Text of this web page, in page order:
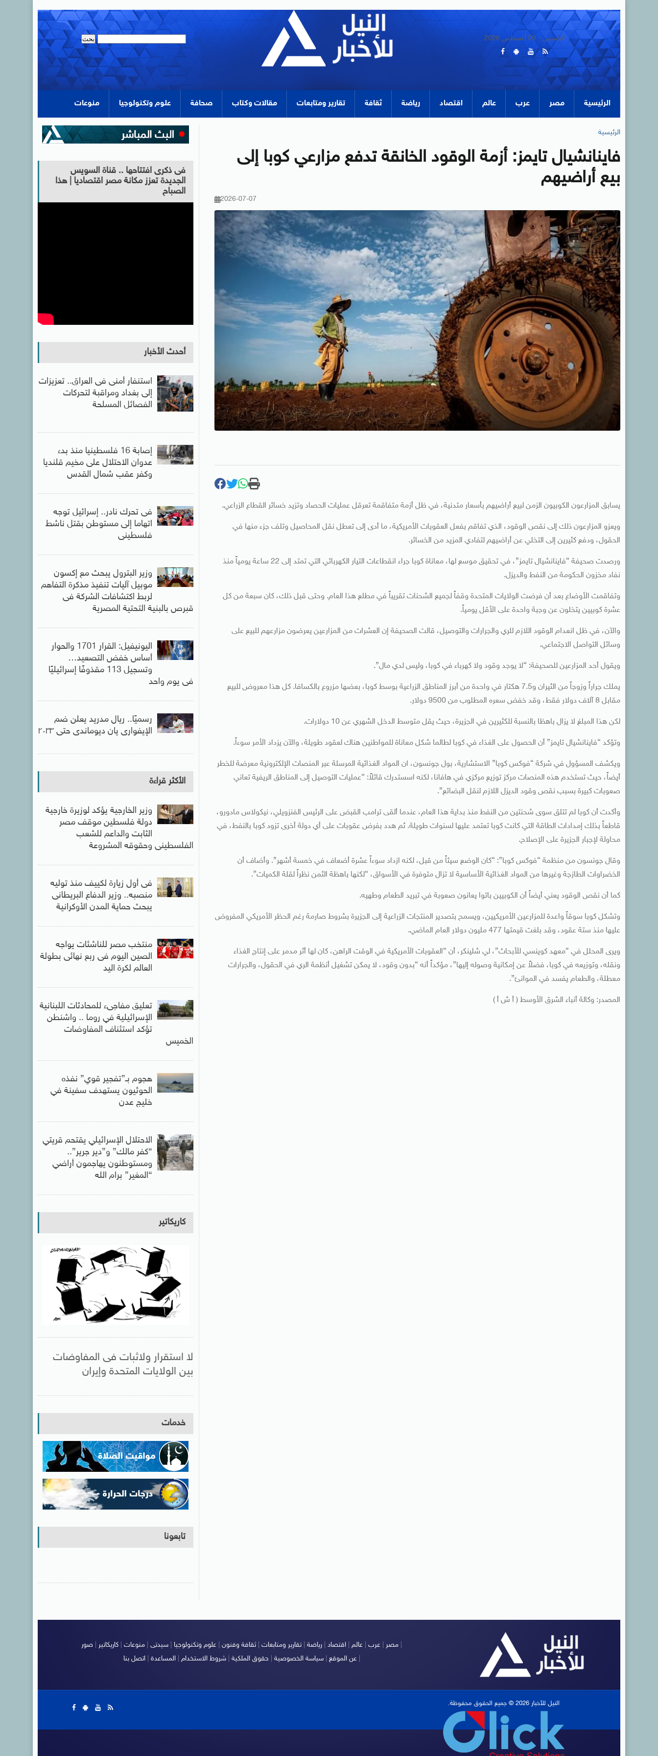
الخميس - 06 أغسطس 2026
الرئيسية مصر عرب عالم اقتصاد رياضة ثقافة تقارير ومتابعات مقالات وكتاب صحافة علوم وتكنولوجيا منوعات
الرئيسية
فاينانشيال تايمز: أزمة الوقود الخانقة تدفع مزارعي كوبا إلى
بيع أراضيهم
2026-07-07
يسابق المزارعون الكوبيون الزمن لبيع أراضيهم بأسعار متدنية، في ظل أزمة متفاقمة تعرقل عمليات الحصاد وتزيد خسائر القطاع الزراعي.
ويعزو المزارعون ذلك إلى نقص الوقود، الذي تفاقم بفعل العقوبات الأمريكية، ما أدى إلى تعطل نقل المحاصيل وتلف جزء منها في
الحقول، ودفع كثيرين إلى التخلي عن أراضيهم لتفادي المزيد من الخسائر.
ورصدت صحيفة “فاينانشيال تايمز”، في تحقيق موسع لها، معاناة كوبا جراء انقطاعات التيار الكهربائي التي تمتد إلى 22 ساعة يومياً منذ
نفاد مخزون الحكومة من النفط والديزل.
وتفاقمت الأوضاع بعد أن فرضت الولايات المتحدة وقفاً لجميع الشحنات تقريباً في مطلع هذا العام. وحتى قبل ذلك، كان سبعة من كل
عشرة كوبيين يتخلون عن وجبة واحدة على الأقل يومياً.
والآن، في ظل انعدام الوقود اللازم للري والجرارات والتوصيل، قالت الصحيفة إن العشرات من المزارعين يعرضون مزارعهم للبيع على
وسائل التواصل الاجتماعي.
ويقول أحد المزارعين للصحيفة: “لا يوجد وقود ولا كهرباء في كوبا، وليس لدي مال”.
يملك جراراً وزوجاً من الثيران و7.5 هكتار في واحدة من أبرز المناطق الزراعية بوسط كوبا، بعضها مزروع بالكسافا. كل هذا معروض للبيع
مقابل 8 آلاف دولار فقط، وقد خفض سعره المطلوب من 9500 دولار.
لكن هذا المبلغ لا يزال باهظا بالنسبة للكثيرين في الجزيرة، حيث يقل متوسط الدخل الشهري عن 10 دولارات.
وتؤكد “فاينانشيال تايمز” أن الحصول على الغذاء في كوبا لطالما شكل معاناة للمواطنين هناك لعقود طويلة، والآن يزداد الأمر سوءاً.
ويكشف المسؤول في شركة “فوكس كوبا” الاستشارية، بول جونسون، ان المواد الغذائية المرسلة عبر المنصات الإلكترونية معرضة للخطر
أيضاً، حيث تستخدم هذه المنصات مركز توزيع مركزي في هافانا، لكنه اسستدرك قائلاً: “عمليات التوصيل إلى المناطق الريفية تعاني
صعوبات كبيرة بسبب نقص وقود الديزل اللازم لنقل البضائع”.
وأكدت أن كوبا لم تتلق سوى شحنتين من النفط منذ بداية هذا العام، عندما ألقى ترامب القبض على الرئيس الفنزويلي، نيكولاس مادورو،
قاطعاً بذلك إمدادات الطاقة التي كانت كوبا تعتمد عليها لسنوات طويلة. ثم هدد بفرض عقوبات على أي دولة أخرى تزود كوبا بالنفط، في
محاولة لإجبار الجزيرة على الإصلاح.
وقال جونسون من منظمة “فوكس كوبا”: “كان الوضع سيئاً من قبل، لكنه ازداد سوءاً عشرة أضعاف في خمسة أشهر”. وأضاف أن
الخضراوات الطازجة وغيرها من المواد الغذائية الأساسية لا تزال متوفرة في الأسواق، “لكنها باهظة الثمن نظراً لقلة الكميات”.
كما أن نقص الوقود يعني أيضاً أن الكوبيين باتوا يعانون صعوبة في تبريد الطعام وطهيه.
وتشكل كوبا سوقاً واعدة للمزارعين الأمريكيين، ويسمح بتصدير المنتجات الزراعية إلى الجزيرة بشروط صارمة رغم الحظر الأمريكي المفروض
عليها منذ ستة عقود، وقد بلغت قيمتها 477 مليون دولار العام الماضي.
ويرى المحلل في “معهد كوينسي للأبحاث”، لي شلينكر، أن “العقوبات الأمريكية في الوقت الراهن، كان لها أثر مدمر على إنتاج الغذاء
ونقله، وتوزيعه في كوبا، فضلاً عن إمكانية وصوله إليها”، مؤكداً أنه “بدون وقود، لا يمكن تشغيل أنظمة الري في الحقول، والجرارات
معطلة، والطعام يفسد في الموانئ”.
المصدر: وكالة أنباء الشرق الأوسط ( أ ش أ )
فى ذكرى افتتاحها .. قناة السويس
الجديدة تعزز مكانة مصر اقتصاديا | هذا
الصباح
أحدث الأخبار
استنفار أمنى فى العراق.. تعزيزات
إلى بغداد ومراقبة لتحركات
الفصائل المسلحة
إصابة 16 فلسطينيا منذ بدء
عدوان الاحتلال على مخيم قلنديا
وكفر عقب شمال القدس
فى تحرك نادر.. إسرائيل توجه
اتهاما إلى مستوطن بقتل ناشط
فلسطينى
وزير البترول يبحث مع إكسون
موبيل آليات تنفيذ مذكرة التفاهم
لربط اكتشافات الشركة فى
قبرص بالبنية التحتية المصرية
اليونيفيل: القرار 1701 والحوار
أساس خفض التصعيد…
وتسجيل 113 مقذوفًا إسرائيليًا
فى يوم واحد
رسميًا.. ريال مدريد يعلن ضم
الإيفوارى يان ديوماندى حتى ٢٠٣٣
الأكثر قراءة
وزير الخارجية يؤكد لوزيرة خارجية
دولة فلسطين موقف مصر
الثابت والداعم للشعب
الفلسطينى وحقوقه المشروعة
فى أول زيارة لكييف منذ توليه
منصبه.. وزير الدفاع البريطانى
يبحث حماية المدن الأوكرانية
منتخب مصر للناشئات يواجه
الصين اليوم فى ربع نهائى بطولة
العالم لكرة اليد
تعليق مفاجىء للمحادثات اللبنانية
الإسرائيلية في روما .. واشنطن
تؤكد استئناف المفاوضات
الخميس
هجوم بـ”تفجير قوي” نفذه
الحوثيون يستهدف سفينة في
خليج عدن
الاحتلال الإسرائيلي يقتحم قريتي
“كفر مالك” و”دير جرير”..
ومستوطنون يهاجمون أراضي
“المغير” برام الله
كاريكاتير
لا استقرار ولاثبات فى المفاوضات
بين الولايات المتحدة وإيران
خدمات
تابعونا
مصر عرب عالم اقتصاد رياضة |تقارير ومتابعات |ثقافة وفنون علوم وتكنولوجيا سيدتى منوعات كاريكاتير صور
عن الموقع |سياسة الخصوصية حقوق الملكية |شروط الاستخدام |المساعدة |اتصل بنا |
النيل للأخبار 2026 © جميع الحقوق محفوظة.